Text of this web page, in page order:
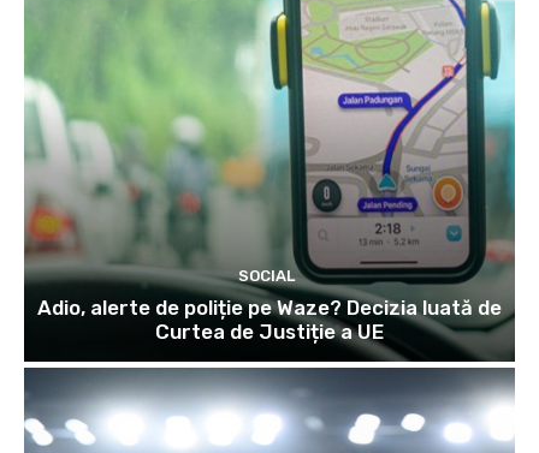
SOCIAL
Adio, alerte de poliție pe Waze? Decizia luată de
Curtea de Justiție a UE